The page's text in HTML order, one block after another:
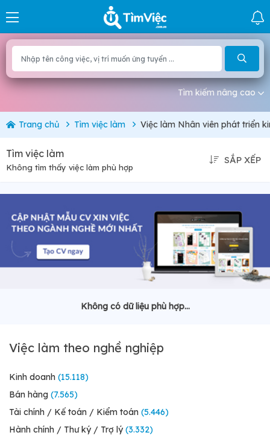
Tìm kiếm nâng cao
Trang chủ Tìm việc làm Việc làm Nhân viên phát triển
Tìm việc làm
Không tìm thấy việc làm phù hợp
SẮP XẾP
Không có dữ liệu phù hợp...
Việc làm theo nghề nghiệp
Kinh doanh (15.118)
Bán hàng (7.565)
Tài chính / Kế toán / Kiểm toán (5.446)
Hành chính / Thư ký / Trợ lý (3.332)